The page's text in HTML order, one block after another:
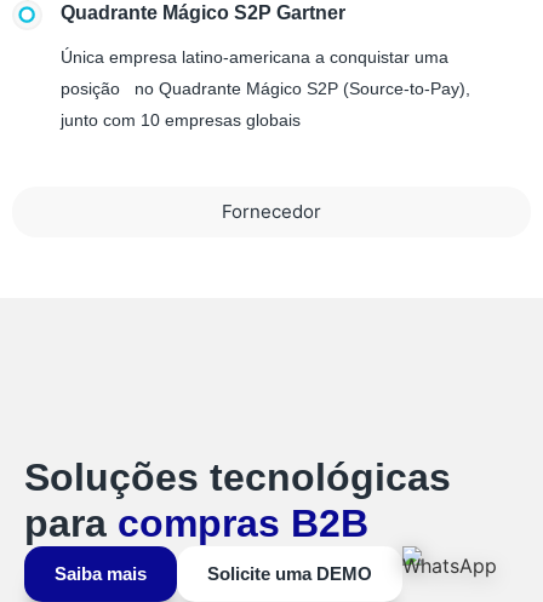
Fornecedor
Quadrante Mágico S2P Gartner
Única empresa latino-americana a conquistar uma
posição no Quadrante Mágico S2P (Source-to-Pay),
junto com 10 empresas globais
Soluções tecnológicas
para compras B2B
Saiba mais Solicite uma DEMO